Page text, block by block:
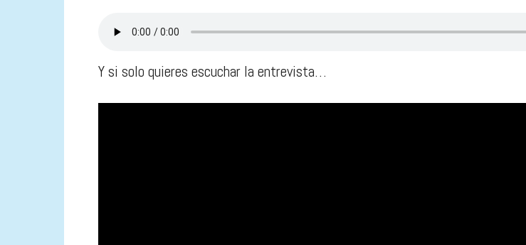
Y si solo quieres escuchar la entrevista…